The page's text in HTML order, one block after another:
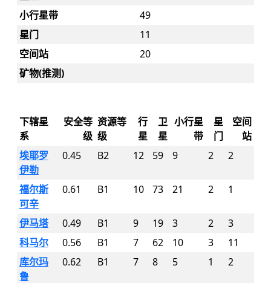
小行星带
49
星门
11
空间站
20
矿物(推测)
下辖星
系
安全等
级
资源等
级
行
星
卫
星
小行星
带
星
门
空间
站
埃耶罗
伊勒
0.45 B2 12 59 9 2 2
福尔斯
可辛
0.61 B1 10 73 21 2 1
伊马塔 0.49 B1 9 19 3 2
3
科马尔
0.56 B1 7 62 10 3
11
库尔玛
鲁
0.62 B1 7 8 5 1 2